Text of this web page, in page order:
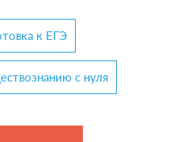
к ЕГЭ
с нуля